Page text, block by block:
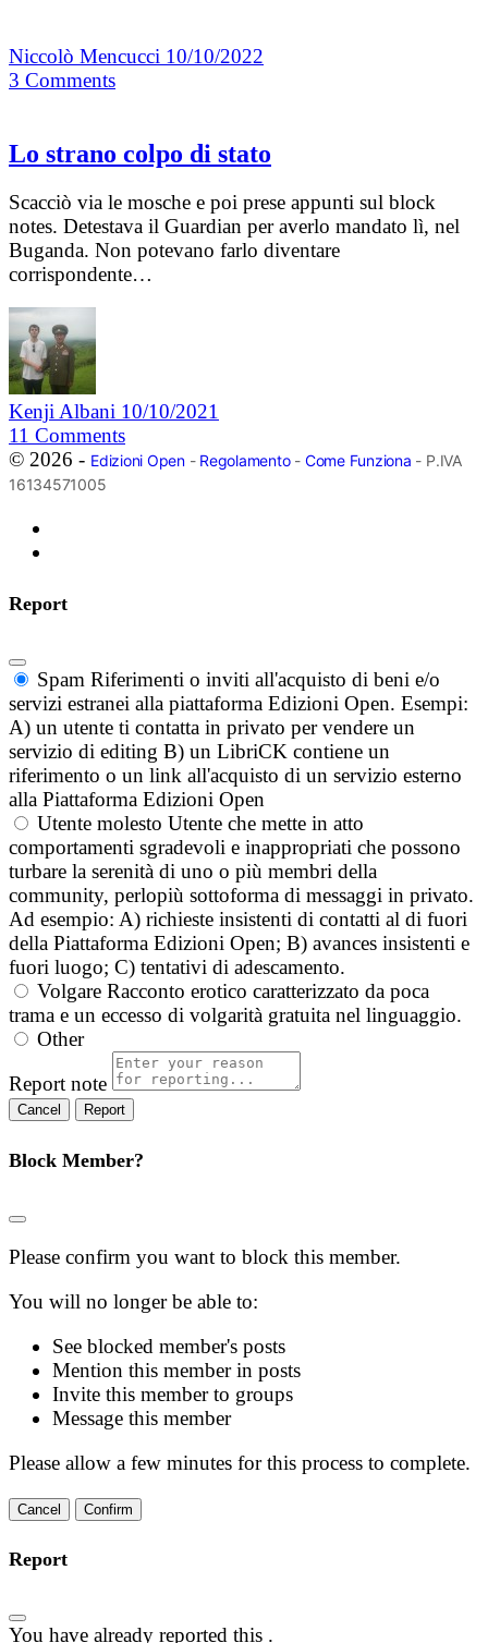
Niccolò Mencucci 10/10/2022
3 Comments
Lo strano colpo di stato
Scacciò via le mosche e poi prese appunti sul block
notes. Detestava il Guardian per averlo mandato lì, nel
Buganda. Non potevano farlo diventare
corrispondente…
Kenji Albani 10/10/2021
11 Comments
© 2026 - Edizioni Open- Regolamento- Come Funziona - P.IVA
16134571005
Report
Spam Riferimenti o inviti all'acquisto di beni e/o
servizi estranei alla piattaforma Edizioni Open. Esempi:
A) un utente ti contatta in privato per vendere un
servizio di editing B) un LibriCK contiene un
riferimento o un link all'acquisto di un servizio esterno
alla Piattaforma Edizioni Open
Utente molesto Utente che mette in atto
comportamenti sgradevoli e inappropriati che possono
turbare la serenità di uno o più membri della
community, perlopiù sottoforma di messaggi in privato.
Ad esempio: A) richieste insistenti di contatti al di fuori
della Piattaforma Edizioni Open; B) avances insistenti e
fuori luogo; C) tentativi di adescamento.
Volgare Racconto erotico caratterizzato da poca
trama e un eccesso di volgarità gratuita nel linguaggio.
Other
Report note
Report
Block Member?
Please confirm you want to block this member.
You will no longer be able to:
See blocked member's posts
Mention this member in posts
Invite this member to groups
Message this member
Please allow a few minutes for this process to complete.
Confirm
Report
You have already reported this .